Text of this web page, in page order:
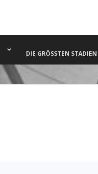
DIE GRÖSSTEN STADIEN